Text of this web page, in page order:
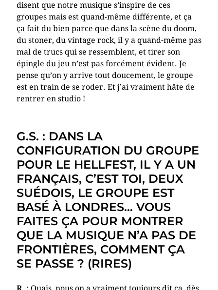
disent que notre musique s’inspire de ces
groupes mais est quand-même différente, et ça
ça fait du bien parce que dans la scène du doom,
du stoner, du vintage rock, il y a quand-même pas
mal de trucs qui se ressemblent, et tirer son
épingle du jeu n’est pas forcément évident. Je
pense qu’on y arrive tout doucement, le groupe
est en train de se roder. Et j’ai vraiment hâte de
rentrer en studio !
G.S. : DANS LA
CONFIGURATION DU GROUPE
POUR LE HELLFEST, IL Y A UN
FRANÇAIS, C’EST TOI, DEUX
SUÉDOIS, LE GROUPE EST
BASÉ À LONDRES… VOUS
FAITES ÇA POUR MONTRER
QUE LA MUSIQUE N’A PAS DE
FRONTIÈRES, COMMENT ÇA
SE PASSE ? (RIRES)